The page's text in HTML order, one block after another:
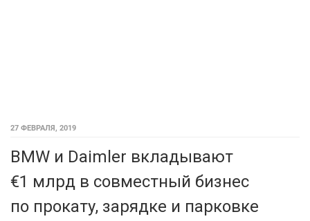
27 ФЕВРАЛЯ, 2019
BMW и Daimler вкладывают
€1 млрд в совместный бизнес
по прокату, зарядке и парковке